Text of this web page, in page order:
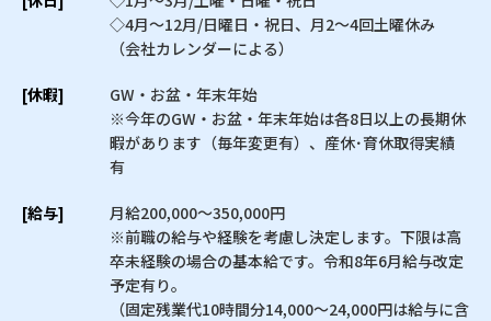
◇4月〜12月/日曜日・祝日、月2〜4回土曜休み
（会社カレンダーによる）
[休暇]
GW・お盆・年末年始
※今年のGW・お盆・年末年始は各8日以上の長期休
暇があります（毎年変更有）、産休･育休取得実績
有
[給与]
月給200,000〜350,000円
※前職の給与や経験を考慮し決定します。下限は高
卒未経験の場合の基本給です。令和8年6月給与改定
予定有り。
（固定残業代10時間分14,000〜24,000円は給与に含